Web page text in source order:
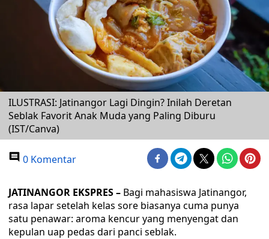
ILUSTRASI: Jatinangor Lagi Dingin? Inilah Deretan
Seblak Favorit Anak Muda yang Paling Diburu
(IST/Canva)
0 Komentar
JATINANGOR EKSPRES – Bagi mahasiswa Jatinangor,
rasa lapar setelah kelas sore biasanya cuma punya
satu penawar: aroma kencur yang menyengat dan
kepulan uap pedas dari panci seblak.